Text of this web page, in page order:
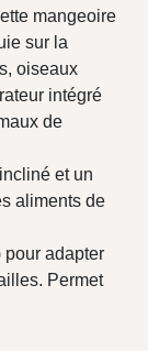
mangeoire
sur la
oiseaux
intégré
de
et un
aliments de
pour adapter
Permet